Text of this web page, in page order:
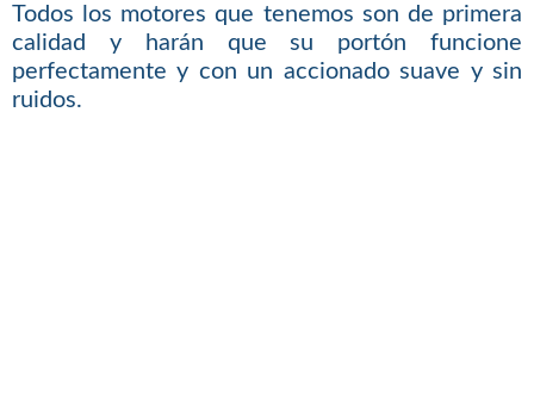
Todos los motores que tenemos son de primera
calidad y harán que su portón funcione
perfectamente y con un accionado suave y sin
ruidos.